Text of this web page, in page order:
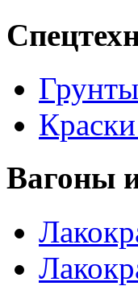
Вагоны